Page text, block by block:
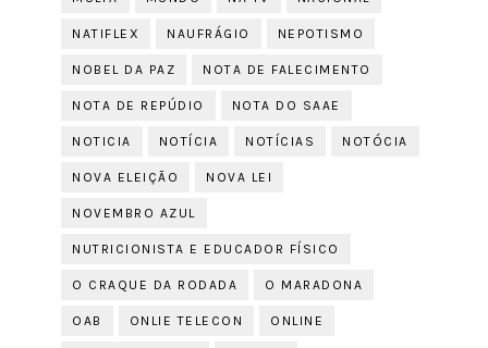
NATIFLEX NAUFRÁGIO NEPOTISMO
NOBEL DA PAZ NOTA DE FALECIMENTO
NOTA DE REPÚDIO NOTA DO SAAE
NOTICIA NOTÍCIA NOTÍCIAS NOTÓCIA
NOVA ELEIÇÃO NOVA LEI
NOVEMBRO AZUL
NUTRICIONISTA E EDUCADOR FÍSICO
O CRAQUE DA RODADA O MARADONA
OAB ONLIE TELECON ONLINE